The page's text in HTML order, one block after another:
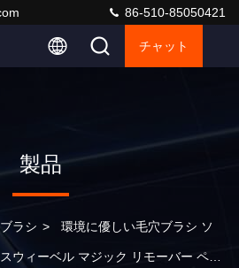
86-510-85050421
チャット
製品
ラシ > 環境に優しい毛穴ブラシ ソ
ウィーベル マジック リモーバー ペッ